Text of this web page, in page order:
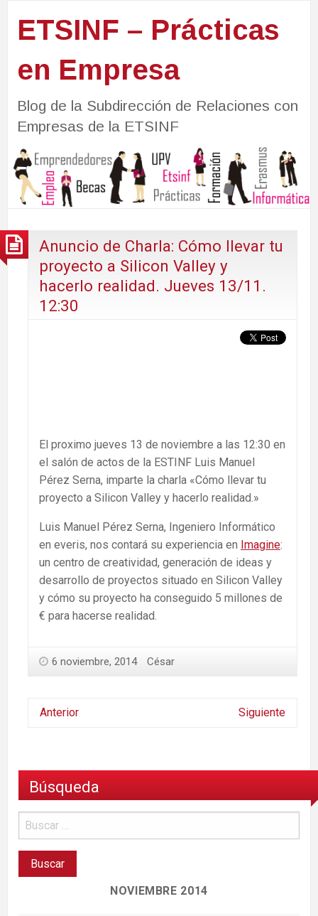
ETSINF – Prácticas
en Empresa
Blog de la Subdirección de Relaciones con
Empresas de la ETSINF
Anuncio de Charla: Cómo llevar tu
proyecto a Silicon Valley y
hacerlo realidad. Jueves 13/11.
12:30
El proximo jueves 13 de noviembre a las 12:30 en
el salón de actos de la ESTINF Luis Manuel
Pérez Serna, imparte la charla «Cómo llevar tu
proyecto a Silicon Valley y hacerlo realidad.»
Luis Manuel Pérez Serna, Ingeniero Informático
en everis, nos contará su experiencia en Imagine:
un centro de creatividad, generación de ideas y
desarrollo de proyectos situado en Silicon Valley
y cómo su proyecto ha conseguido 5 millones de
€ para hacerse realidad.
6 noviembre, 2014 César
Anterior Siguiente
Búsqueda
NOVIEMBRE 2014